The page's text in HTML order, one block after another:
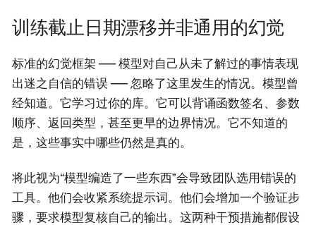
训练截止日期漂移并非通用的幻觉
标准的幻觉框架 —— 模型对自己从未了解过的事情表现
出迷之自信的错误 —— 忽略了这里发生的情况。模型曾
经知道。它学习过你的库。它可以背诵函数签名、参数
顺序、返回类型，甚至更早的边界情况。它不知道的
是，这些事实中哪些仍然是真的。
将此视为“模型编造了一些东西”会导致团队选用错误的
工具。他们会收紧系统提示词。他们会增加一个验证步
骤，要求模型复核自己的输出。这两种干预措施都假设